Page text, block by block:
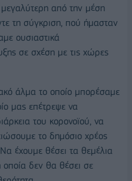
από την μέση
τη σύγκριση, πού ήμασταν
ουσιαστικά
σε σχέση με τις χώρες
άλμα το οποίο μπορέσαμε
μας επέτρεψε να
του κορονοϊού, να
το δημόσιο χρέος
έχουμε θέσει τα θεμέλια
οποία δεν θα θέσει σε